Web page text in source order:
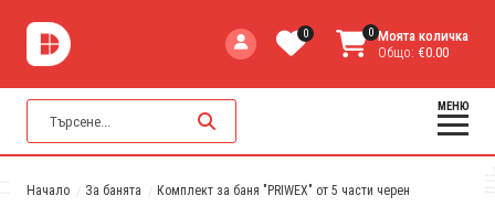
0 0 Моята количка
Общо: €0.00
МЕНЮ
Начало За банята Комплект за баня "PRIWEX" от 5 части черен